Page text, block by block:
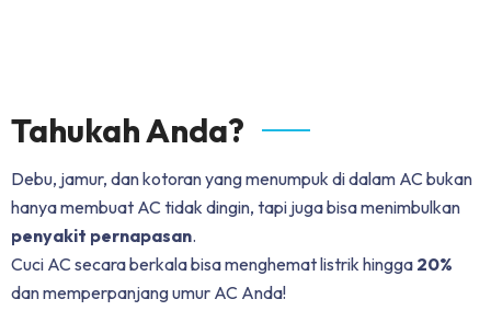
Tahukah Anda?
Debu, jamur, dan kotoran yang menumpuk di dalam AC bukan
hanya membuat AC tidak dingin, tapi juga bisa menimbulkan
penyakit pernapasan.
Cuci AC secara berkala bisa menghemat listrik hingga 20%
dan memperpanjang umur AC Anda!